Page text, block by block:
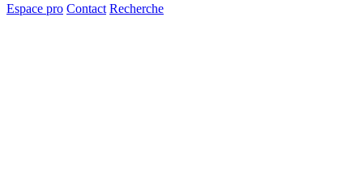
Espace pro Contact Recherche